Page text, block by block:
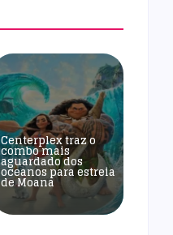
Centerplex traz o
combo mais
aguardado dos
oceanos para estreia
de Moana